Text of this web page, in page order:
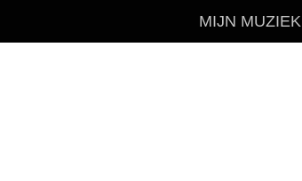
MIJN MUZIEK